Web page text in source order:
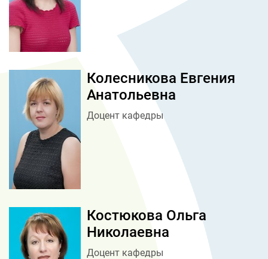
Колесникова Евгения
Анатольевна
Доцент кафедры
Костюкова Ольга
Николаевна
Доцент кафедры